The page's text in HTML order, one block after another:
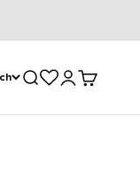
Suche öffnen